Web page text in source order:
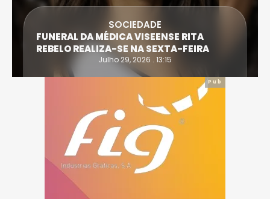
SOCIEDADE
FUNERAL DA MÉDICA VISEENSE RITA
REBELO REALIZA-SE NA SEXTA-FEIRA
Julho 29, 2026 . 13:15
Pub